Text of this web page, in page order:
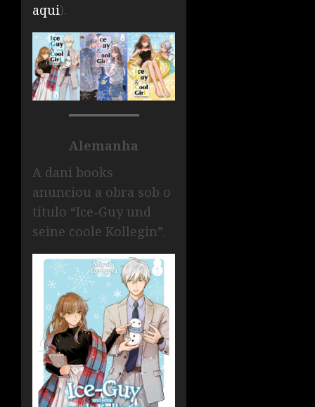
aqui).
Alemanha
A dani books
anunciou a obra sob o
título “Ice-Guy und
seine coole Kollegin”.